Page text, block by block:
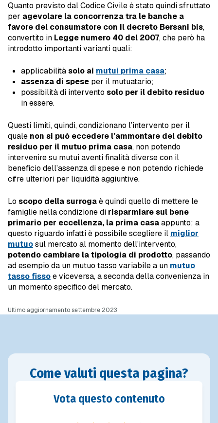
Quanto previsto dal Codice Civile è stato quindi sfruttato
per agevolare la concorrenza tra le banche a
favore del consumatore con il decreto Bersani bis,
convertito in Legge numero 40 del 2007, che però ha
introdotto importanti varianti quali:
applicabilitàsolo ai mutui prima casa;
assenza di spese per il mutuatario;
possibilità di interventosolo per il debito residuo
in essere.
Questi limiti, quindi, condizionano l’intervento per il
quale non si può eccedere l’ammontare del debito
residuo per il mutuo prima casa, non potendo
intervenire su mutui aventi finalità diverse con il
beneficio dell’assenza di spese e non potendo richiede
cifre ulteriori per liquidità aggiuntive.
Lo scopo della surrogaè quindi quello di mettere le
famiglie nella condizione di risparmiare sul bene
primario per eccellenza, la prima casaappunto; a
questo riguardo infatti è possibile scegliere il miglior
mutuosul mercato al momento dell’intervento,
potendo cambiare la tipologia di prodotto, passando
ad esempio da un mutuo tasso variabile a un mutuo
tasso fissoe viceversa, a seconda della convenienza in
un momento specifico del mercato.
Ultimo aggiornamento settembre 2023
Come valuti questa pagina?
Vota questo contenuto